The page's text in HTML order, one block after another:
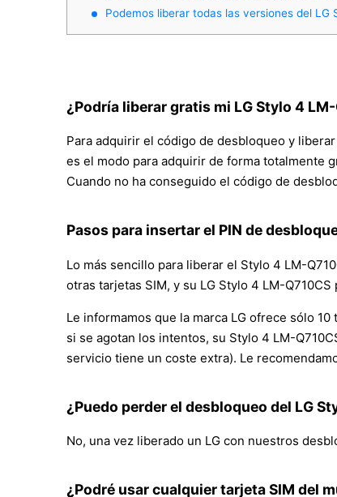
Podemos liberar todas las versiones del LG
¿Podría liberar gratis mi LG Stylo 4
Para adquirir el código de desbloqueo y
es el modo para adquirir de forma totalmente
Cuando no ha conseguido el código de
Pasos para insertar el PIN de
Lo más sencillo para liberar el Stylo 4 LM-
otras tarjetas SIM, y su LG Stylo 4 LM-
Le informamos que la marca LG ofrece sólo
si se agotan los intentos, su Stylo 4 LM-
servicio tiene un coste extra). Le
¿Puedo perder el desbloqueo del LG
No, una vez liberado un LG con nuestros
¿Podré usar cualquier tarjeta SIM del